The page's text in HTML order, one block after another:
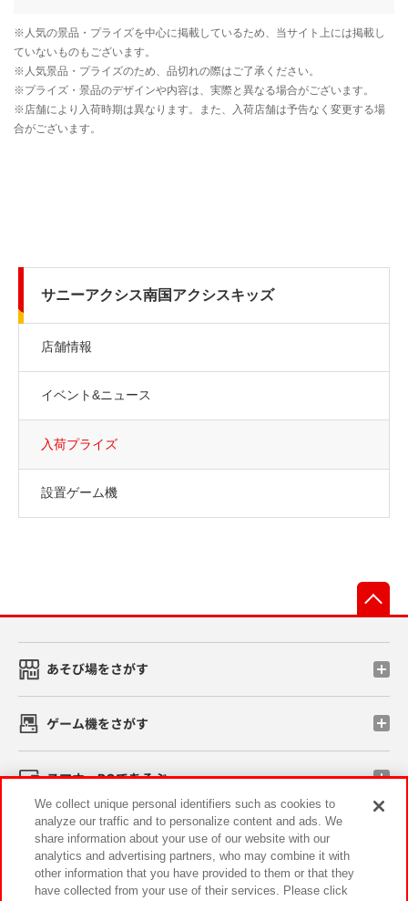
サニーアクシス南国アクシスキッズ
店舗情報
イベント&ニュース
入荷プライズ
設置ゲーム機
あそび場をさがす
ゲーム機をさがす
スマホ・PCであそぶ
イベント・キャンペーン
We collect unique personal identifiers such as cookies to
analyze our traffic and to personalize content and ads. We
share information about your use of our website with our
analytics and advertising partners, who may combine it with
other information that you have provided to them or that they
have collected from your use of their services. Please click